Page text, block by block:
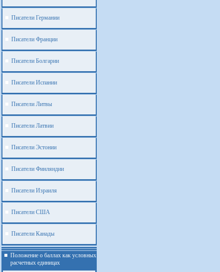
Писатели Германии
Писатели Франции
Писатели Болгарии
Писатели Испании
Писатели Литвы
Писатели Латвии
Писатели Эстонии
Писатели Финляндии
Писатели Израиля
Писатели США
Писатели Канады
Положение о баллах как условных
расчетных единицах